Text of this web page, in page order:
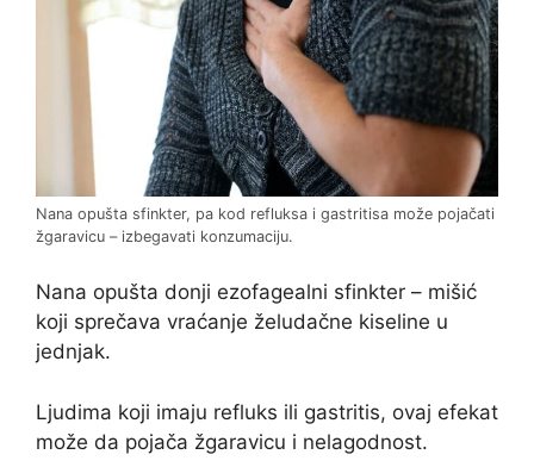
Nana opušta sfinkter, pa kod refluksa i gastritisa može pojačati
žgaravicu – izbegavati konzumaciju.
Nana opušta donji ezofagealni sfinkter – mišić
koji sprečava vraćanje želudačne kiseline u
jednjak.
Ljudima koji imaju refluks ili gastritis, ovaj efekat
može da pojača žgaravicu i nelagodnost.